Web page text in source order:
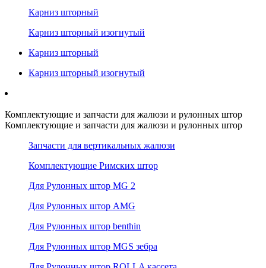
Карниз шторный
Карниз шторный изогнутый
Карниз шторный
Карниз шторный изогнутый
Комплектующие и запчасти для жалюзи и рулонных штор
Комплектующие и запчасти для жалюзи и рулонных штор
Запчасти для вертикальных жалюзи
Комплектующие Римских штор
Для Рулонных штор MG 2
Для Рулонных штор AMG
Для Рулонных штор benthin
Для Рулонных штор MGS зебра